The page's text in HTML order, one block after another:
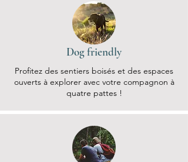
Dog friendly
Profitez des sentiers boisés et des espaces
ouverts à explorer avec votre compagnon à
quatre pattes !